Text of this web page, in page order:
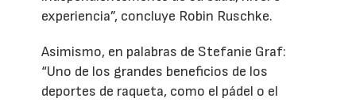
experiencia”, concluye Robin Ruschke.
Asimismo, en palabras de Stefanie Graf:
“Uno de los grandes beneficios de los
deportes de raqueta, como el pádel o el